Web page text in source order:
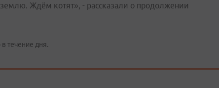
землю. Ждём котят», - рассказали о продолжении
течение дня.